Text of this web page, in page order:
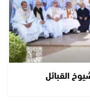
القبائل